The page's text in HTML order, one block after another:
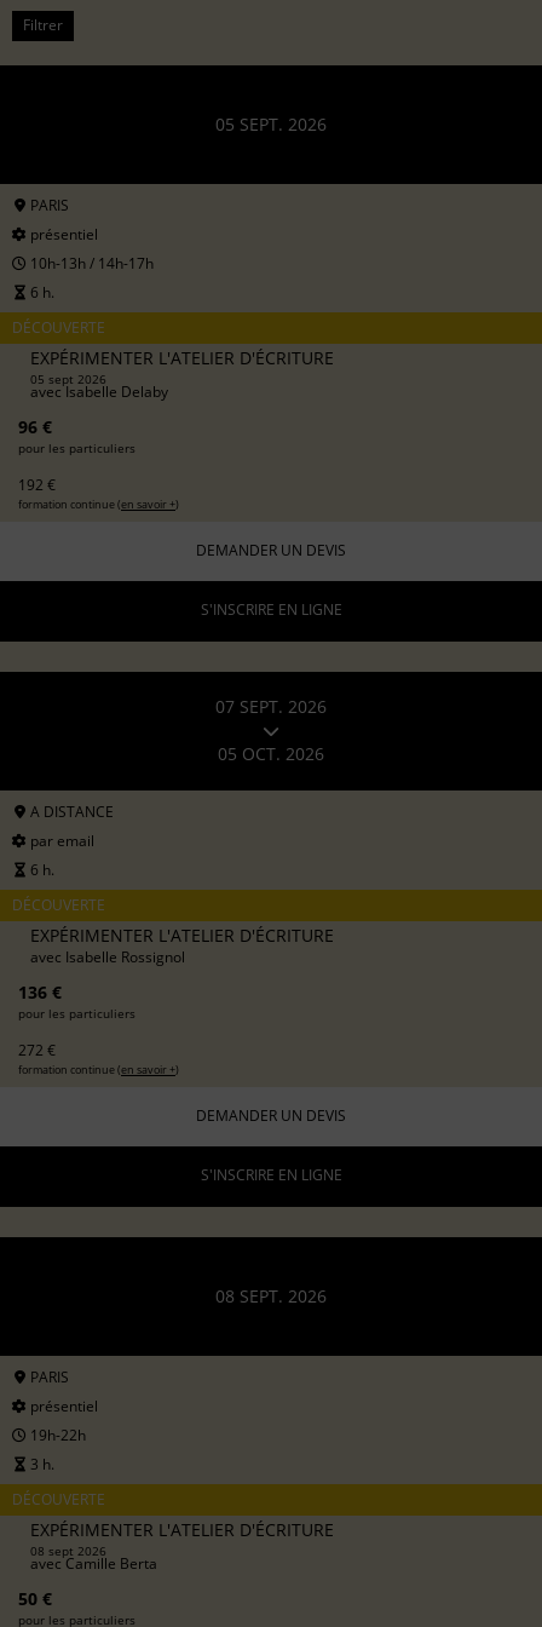
Filtrer
05 SEPT. 2026
PARIS
présentiel
10h-13h / 14h-17h
6 h.
DÉCOUVERTE
EXPÉRIMENTER L'ATELIER D'ÉCRITURE
05 sept 2026
avecIsabelle Delaby
96 €
pour les particuliers
192 €
formation continue (en savoir +)
DEMANDER UN DEVIS
S'INSCRIRE EN LIGNE
07 SEPT. 2026
05 OCT. 2026
A DISTANCE
par email
6 h.
DÉCOUVERTE
EXPÉRIMENTER L'ATELIER D'ÉCRITURE
avec Isabelle Rossignol
136 €
pour les particuliers
272 €
formation continue (en savoir +)
DEMANDER UN DEVIS
S'INSCRIRE EN LIGNE
08 SEPT. 2026
PARIS
présentiel
19h-22h
3 h.
DÉCOUVERTE
EXPÉRIMENTER L'ATELIER D'ÉCRITURE
08 sept 2026
avecCamille Berta
50 €
pour les particuliers